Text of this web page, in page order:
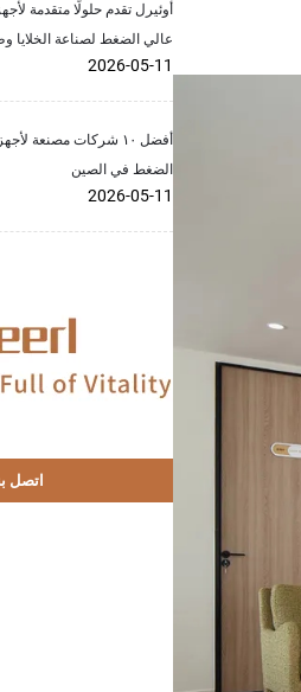
أوئيرل تقدم حلولًا متقدمة
عالي الضغط لصناعة الخلايا
2026-05-11
أفضل ١٠ شركات مصنعة
الضغط في الصين
2026-05-11
اتصل